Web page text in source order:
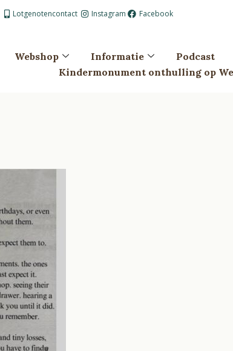
Lotgenotencontact Instagram Facebook
Webshop Informatie
Podcast
Kindermonument onthulling op